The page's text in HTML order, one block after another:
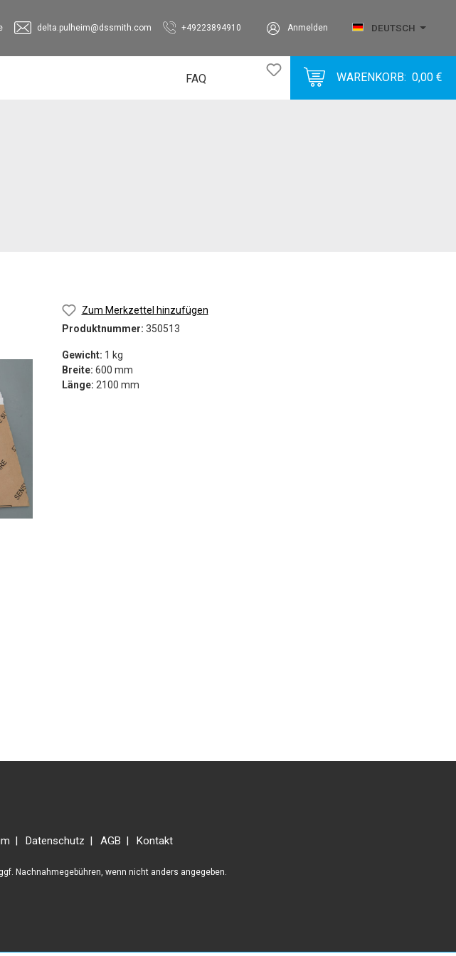
delta.pulheim@dssmith.com +49223894910 Anmelden DEUTSCH
FAQ
SolidBoard
WARENKORB: 0,00 €
Zum Merkzettel hinzufügen
Produktnummer: 350513
Gewicht: 1 kg
Breite: 600 mm
Länge: 2100 mm
Datenschutz AGB Kontakt
Nachnahmegebühren, wenn nicht anders angegeben.